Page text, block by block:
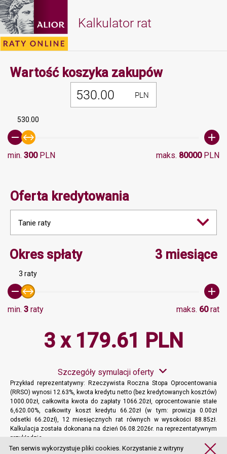
Kalkulator rat
Wartość koszyka zakupówMinimalna
PLN
530.00
min. 300PLN maks. 80000PLN
Oferta kredytowania
Tanie raty
Okres spłatyMinimalna wartość 3,
3 miesiące
3 raty
min. 3 raty maks. 60rat
3 x 179.61 PLN
Szczegóły symulacji oferty
Przykład reprezentatywny: Rzeczywista Roczna Stopa Oprocentowania
(RRSO) wynosi 12.63%, kwota kredytu netto (bez kredytowanych kosztów)
1000.00zł, całkowita kwota do zapłaty 1066.20zł, oprocentowanie stałe
6,620.00%, całkowity koszt kredytu 66.20zł (w tym: prowizja 0.00zł
odsetki 66.20zł), 12 miesięcznych rat równych w wysokości 88.85zł.
Kalkulacja została dokonana na dzień 06.08.2026r. na reprezentatywnym
przykładzie.
Więcej informacji
Ten serwis wykorzystuje pliki cookies. Korzystanie z witryny